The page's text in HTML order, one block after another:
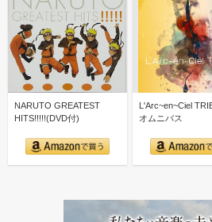
NARUTO GREATEST
HITS!!!!!(DVD付)
L'Arc~en~Ciel
オムニバス